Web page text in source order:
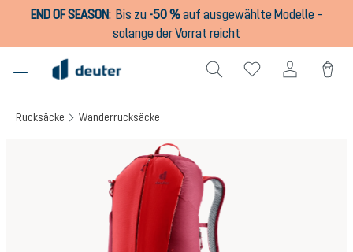
springen
END OF SEASON: Bis zu -50 %auf ausgewählte Modelle –
solange der Vorrat reicht
Rucksäcke Wanderrucksäcke